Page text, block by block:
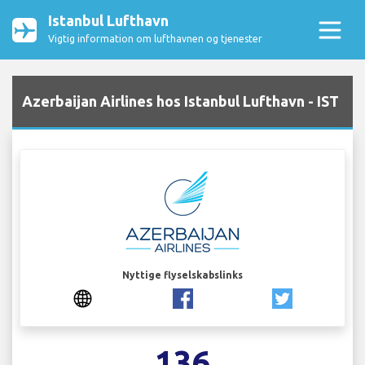
Istanbul Lufthavn
Vigtig information om lufthavnen og tjenester
Azerbaijan Airlines hos Istanbul Lufthavn - IST
Nyttige flyselskabslinks